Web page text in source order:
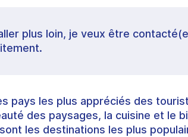
plus loin, je veux être
pays les plus appréciés des
des paysages, la cuisine et le
les destinations les plus